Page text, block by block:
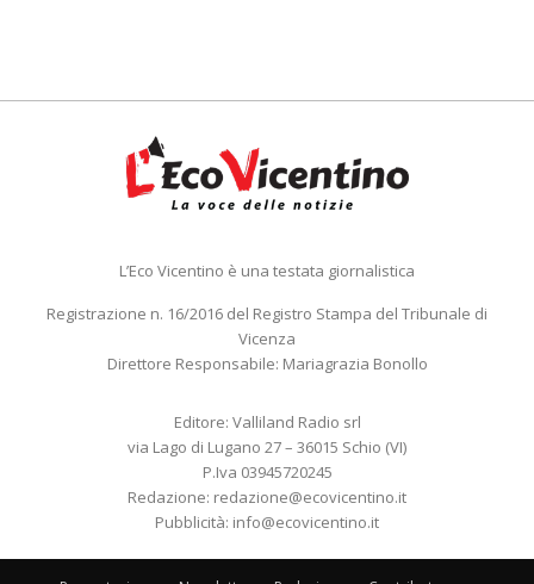
L’Eco Vicentino è una testata giornalistica
Registrazione n. 16/2016 del Registro Stampa del Tribunale di
Vicenza
Direttore Responsabile: Mariagrazia Bonollo
Editore: Valliland Radio srl
via Lago di Lugano 27 – 36015 Schio (VI)
P.Iva 03945720245
Redazione: redazione@ecovicentino.it
Pubblicità: info@ecovicentino.it